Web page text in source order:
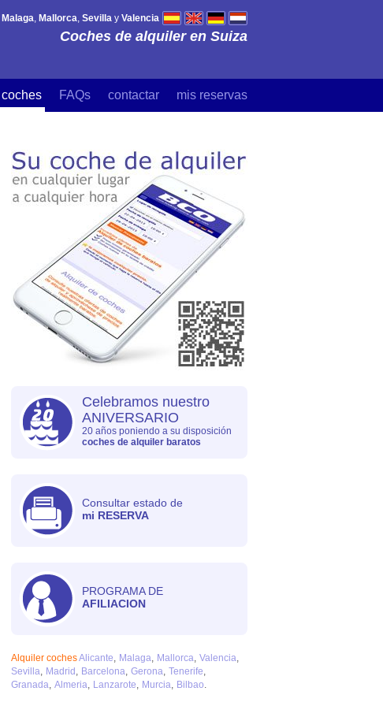
Celebramos nuestro
ANIVERSARIO
20 años poniendo a su disposición
coches de alquiler baratos
Consultar estado de
mi RESERVA
PROGRAMA DE
AFILIACION
Alquiler cochesAlicante Malaga Mallorca Valencia
Sevilla
Madrid Barcelona Gerona Tenerife
Granada Almeria Lanzarote Murcia Bilbao
Coches de alquiler en Suiza
Malaga, Mallorca, Sevilla y Valencia
coches FAQs contactar mis reservas